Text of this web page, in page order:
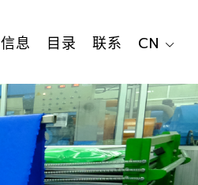
信息 目录 联系 CN